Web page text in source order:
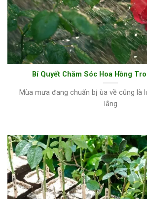
Bí Quyết Chăm Sóc Hoa Hồng
Mùa mưa đang chuẩn bị ùa về cũng là
lắng